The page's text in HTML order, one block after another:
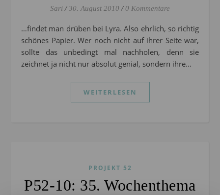
Sari / 30. August 2010 / 0 Kommentare
…findet man drüben bei Lyra. Also ehrlich, so richtig
schönes Papier. Wer noch nicht auf ihrer Seite war,
sollte das unbedingt mal nachholen, denn sie
zeichnet ja nicht nur absolut genial, sondern ihre…
WEITERLESEN
PROJEKT 52
P52-10: 35. Wochenthema